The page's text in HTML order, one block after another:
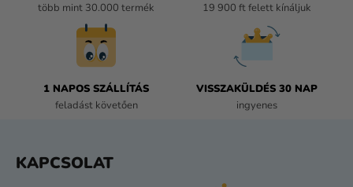
több mint 30.000 termék
19 900 ft felett kínáljuk
1 NAPOS SZÁLLÍTÁS
feladást követően
VISSZAKÜLDÉS 30 NAP
ingyenes
KAPCSOLAT